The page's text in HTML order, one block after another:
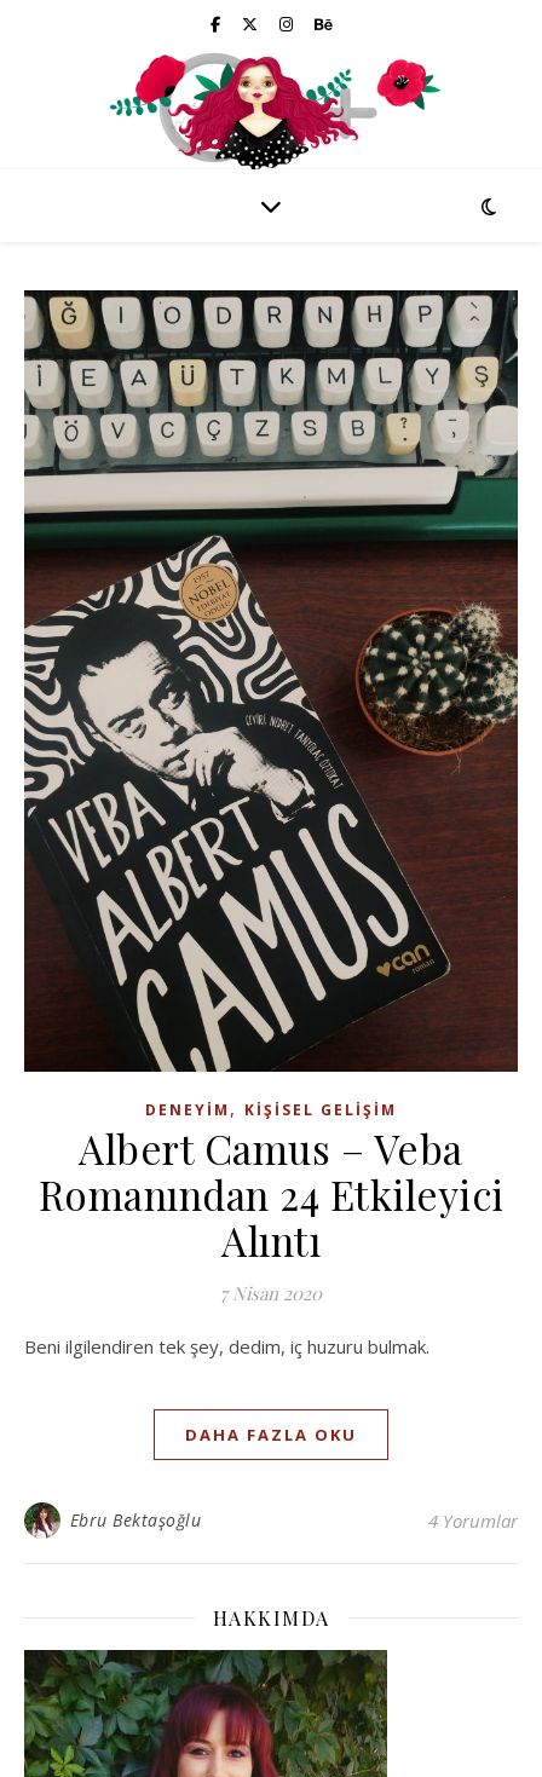
DENEYIM , KIŞISEL GELIŞIM
Albert Camus – Veba
Romanından 24 Etkileyici
Alıntı
7 Nisan 2020
Beni ilgilendiren tek şey, dedim, iç huzuru bulmak.
DAHA FAZLA OKU
Ebru Bektaşoğlu 4 Yorumlar
HAKKIMDA